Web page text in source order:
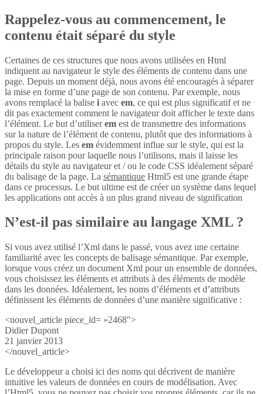
Rappelez-vous au commencement, le
contenu était séparé du style
Certaines de ces structures que nous avons utilisées en Html
indiquent au navigateur le style des éléments de contenu dans une
page. Depuis un moment déjà, nous avons été encouragés à séparer
la mise en forme d’une page de son contenu. Par exemple, nous
avons remplacé la balise i avec em, ce qui est plus significatif et ne
dit pas exactement comment le navigateur doit afficher le texte dans
l’élément. Le but d’utiliserem est de transmettre des informations
sur la nature de l’élément de contenu, plutôt que des informations à
propos du style. Les em évidemment influe sur le style, qui est la
principale raison pour laquelle nous l’utilisons, mais il laisse les
détails du style au navigateur et / ou le code CSS idéalement séparé
du balisage de la page. La sémantique Html5 est une grande étape
dans ce processus. Le but ultime est de créer un système dans lequel
les applications ont accès à un plus grand niveau de signification
N’est-il pas similaire au langage XML ?
Si vous avez utilisé l’Xml dans le passé, vous avez une certaine
familiarité avec les concepts de balisage sémantique. Par exemple,
lorsque vous créez un document Xml pour un ensemble de données,
vous choisissez les éléments et attributs à des éléments de modèle
dans les données. Idéalement, les noms d’éléments et d’attributs
définissent les éléments de données d’une manière significative :
<nouvel_article piece_id= »2468″>
Didier Dupont
21 janvier 2013
</nouvel_article>
Le développeur a choisi ici des noms qui décrivent de manière
intuitive les valeurs de données en cours de modélisation. Avec